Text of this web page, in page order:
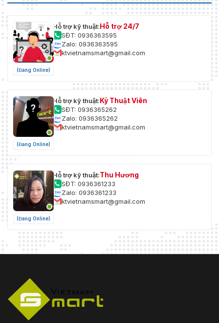
(Đang Online)
Hỗ trợ kỹ thuật:Hỗ trợ 24/7
SĐT: 0936363595
Zalo: 0936363595
ktvietnamsmart@gmail.com
(Đang Online)
Hỗ trợ kỹ thuật:Kỹ Thuật Viên
SĐT: 0936365262
Zalo: 0936365262
ktvietnamsmart@gmail.com
(Đang Online)
Hỗ trợ kỹ thuật:Thu Hương
SĐT: 0936361233
Zalo: 0936361233
ktvietnamsmart@gmail.com